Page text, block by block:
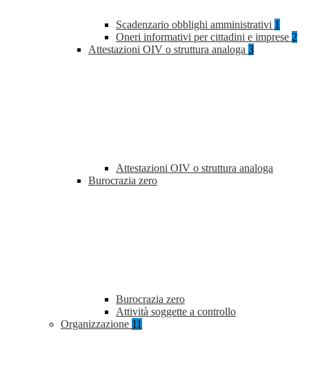
Scadenzario obblighi amministrativi 1
Oneri informativi per cittadini e imprese 2
Attestazioni OIV o struttura analoga 3
Attestazioni OIV o struttura analoga
Burocrazia zero
Burocrazia zero
Attività soggette a controllo
Organizzazione 11